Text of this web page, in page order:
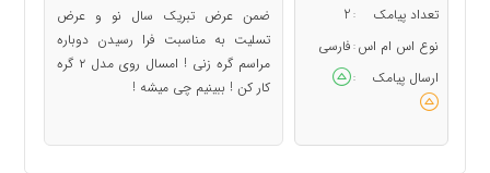
تعداد پیامک :
2
نوع اس ام اس : فارسی
ارسال پیامک
:
ضمن عرض تبریک سال نو و عرض
تسلیت به مناسبت فرا رسیدن دوباره
مراسم گره زنی ! امسال روی مدل ۲ گره
کار کن ! ببینیم چی میشه !